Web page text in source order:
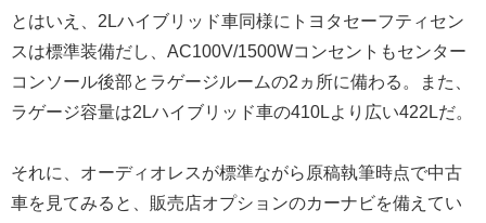
とはいえ、2Lハイブリッド車同様にトヨタセーフティセン
スは標準装備だし、AC100V/1500Wコンセントもセンター
コンソール後部とラゲージルームの2ヵ所に備わる。また、
ラゲージ容量は2Lハイブリッド車の410Lより広い422Lだ。
それに、オーディオレスが標準ながら原稿執筆時点で中古
車を見てみると、販売店オプションのカーナビを備えてい